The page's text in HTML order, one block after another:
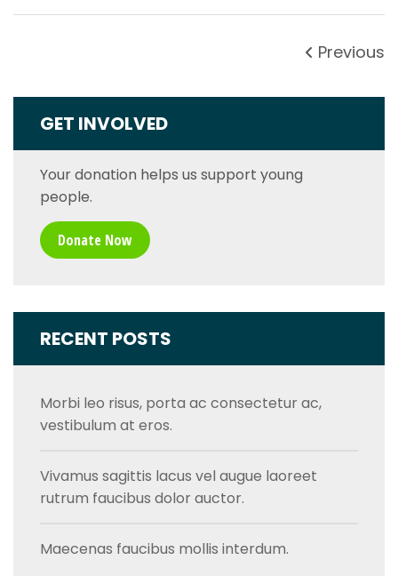
Previous
GET INVOLVED
Your donation helps us support young
people.
Donate Now
RECENT POSTS
Morbi leo risus, porta ac consectetur ac,
vestibulum at eros.
Vivamus sagittis lacus vel augue laoreet
rutrum faucibus dolor auctor.
Maecenas faucibus mollis interdum.